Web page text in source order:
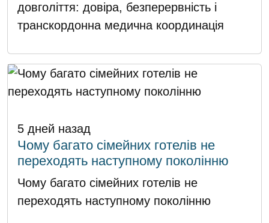
довголіття: довіра, безперервність і
транскордонна медична координація
5 дней назад
Чому багато сімейних готелів не
переходять наступному поколінню
Чому багато сімейних готелів не
переходять наступному поколінню